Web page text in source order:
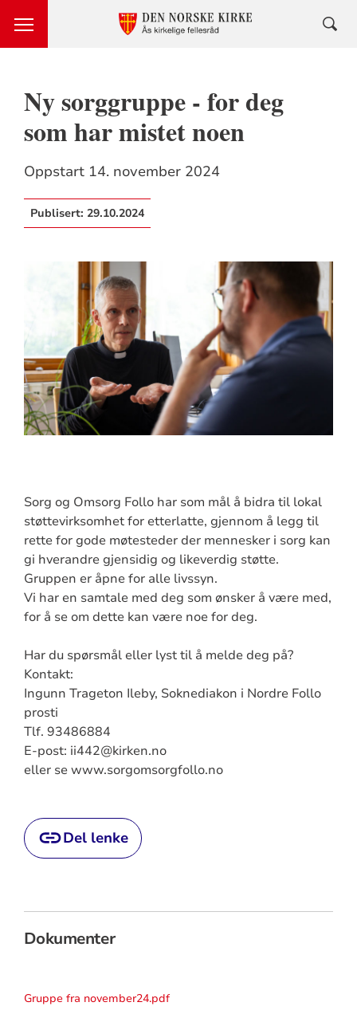
Ny sorggruppe - for deg
som har mistet noen
Oppstart 14. november 2024
Publisert: 29.10.2024
Sorg og Omsorg Follo har som mål å bidra til lokal
støttevirksomhet for etterlatte, gjennom å legg til
rette for gode møtesteder der mennesker i sorg kan
gi hverandre gjensidig og likeverdig støtte.
Gruppen er åpne for alle livssyn.
Vi har en samtale med deg som ønsker å være med,
for å se om dette kan være noe for deg.
Har du spørsmål eller lyst til å melde deg på?
Kontakt:
Ingunn Trageton Ileby, Soknediakon i Nordre Follo
prosti
Tlf. 93486884
E-post: ii442@kirken.no
eller se www.sorgomsorgfollo.no
Del lenke
Dokumenter
Gruppe fra november24.pdf